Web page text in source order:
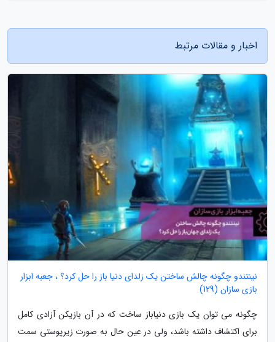
اخبار و مقالات مرتبط
نینتندو چگونه چالش ساختن یک زلدای دنیا باز را حل کرد؟ ، جعبه ابزار
بازی سازان (129)
چگونه می توان یک بازی دنیاباز ساخت که در آن بازیکن آزادی کامل
برای اکتشاف داشته باشد، ولی در عین حال به صورت زیرپوستی سمت